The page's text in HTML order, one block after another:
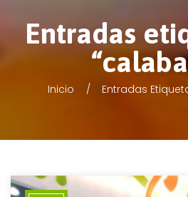
Entradas
Inicio Entradas